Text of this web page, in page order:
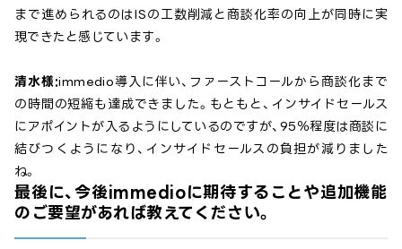
まで進められるのはISの工数削減と商談化率の向上が同時に実
現できたと感じています。
清水様:immedio導入に伴い、ファーストコールから商談化まで
の時間の短縮も達成できました。もともと、インサイドセールス
にアポイントが入るようにしているのですが、95％程度は商談に
結びつくようになり、インサイドセールスの負担が減りました
ね。
最後に、今後immedioに期待することや追加機能
のご要望があれば教えてください。